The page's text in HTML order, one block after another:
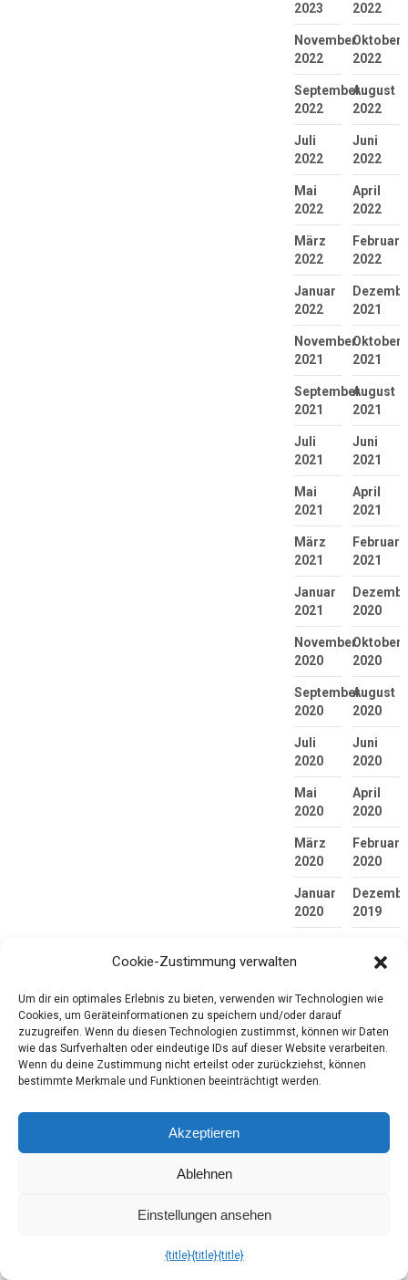
2023
2022
November
2022
Oktober
2022
September
2022
August
2022
Juli
2022
Juni
2022
Mai
2022
April
2022
März
2022
Februar
2022
Januar
2022
2021
November
2021
Oktober
2021
September
2021
August
2021
Juli
2021
Juni
2021
Mai
2021
April
2021
März
2021
Februar
2021
Januar
2021
2020
November
2020
Oktober
2020
September
2020
August
2020
Juli
2020
Juni
2020
Mai
2020
April
2020
März
2020
Februar
2020
Januar
2020
2019
2019
2019
September
2019
August
Juli
2019
Juni
2019
2019
2019
Cookie-Zustimmung verwalten
Um dir ein optimales Erlebnis zu bieten, verwenden wir Technologien wie
Cookies, um Geräteinformationen zu speichern und/oder darauf
zuzugreifen. Wenn du diesen Technologien zustimmst, können wir Daten
wie das Surfverhalten oder eindeutige IDs auf dieser Website verarbeiten.
Wenn du deine Zustimmung nicht erteilst oder zurückziehst, können
bestimmte Merkmale und Funktionen beeinträchtigt werden.
Akzeptieren
Ablehnen
Einstellungen ansehen
{title}{title}{title}